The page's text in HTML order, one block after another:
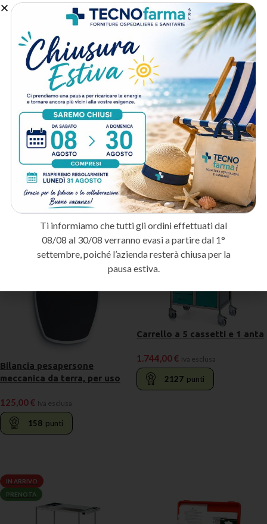
Conformità normativa: Rispetta i requisiti normativi per l’arredo
sanitario professionale.
A chi è destinato:
Studi medici e ambulatori
: Per allestire postazioni di visita
efficienti e conformi alle normative igieniche.
Cliniche e ospedali
: Per l’arredo funzionale dei reparti, delle sale
visita e degli spazi comuni.
Centri di riabilitazione: Per la corretta dotazione di attrezzature
per la fisioterapia e la riabilitazione.
Metodo di spedizione
Prodotti correlati
Bilancia pesapersone
meccanica da terra, per uso
125,00€ Iva esclusa
158 punti
Carrello a 5 cassetti e 1 anta
1.744,00€ Iva esclusa
2127 punti
IN ARRIVO
PRENOTA
Ti informiamo che tutti gli ordini effettuati dal
08/08 al 30/08 verranno evasi a partire dal 1°
settembre, poiché l’azienda resterà chiusa per la
pausa estiva.